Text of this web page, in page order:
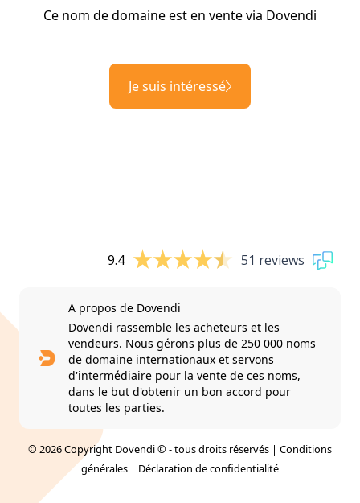
Ce nom de domaine est en vente via Dovendi
Je suis intéressé
9.4 51 reviews
A propos de Dovendi
Dovendi rassemble les acheteurs et les
vendeurs. Nous gérons plus de 250 000 noms
de domaine internationaux et servons
d'intermédiaire pour la vente de ces noms,
dans le but d'obtenir un bon accord pour
toutes les parties.
© 2026 Copyright Dovendi © - tous droits réservés | Conditions
générales | Déclaration de confidentialité